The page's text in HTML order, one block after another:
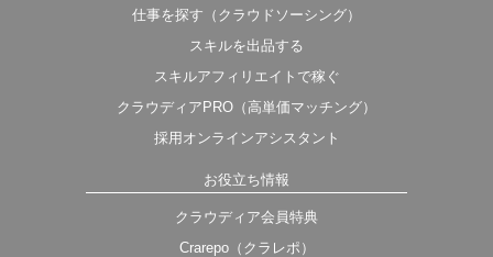
仕事を探す（クラウドソーシング）
スキルを出品する
スキルアフィリエイトで稼ぐ
クラウディアPRO（高単価マッチング）
採用オンラインアシスタント
お役立ち情報
クラウディア会員特典
Crarepo（クラレポ）